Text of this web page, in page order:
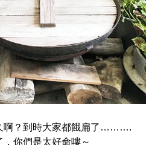
啊？到時大家都餓扁了……….
你們是太好命嘍～